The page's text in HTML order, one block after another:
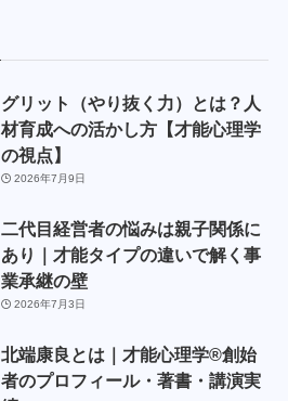
グリット（やり抜く力）とは？人
材育成への活かし方【才能心理学
の視点】
2026年7月9日
二代目経営者の悩みは親子関係に
あり｜才能タイプの違いで解く事
業承継の壁
2026年7月3日
北端康良とは｜才能心理学®創始
者のプロフィール・著書・講演実